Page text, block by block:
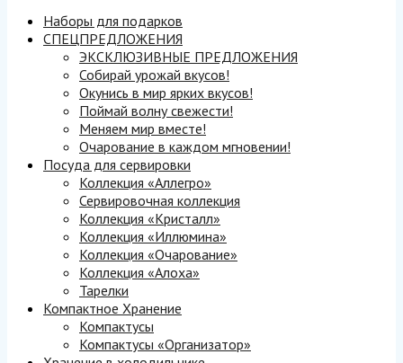
Наборы для подарков
СПЕЦПРЕДЛОЖЕНИЯ
ЭКСКЛЮЗИВНЫЕ ПРЕДЛОЖЕНИЯ
Собирай урожай вкусов!
Окунись в мир ярких вкусов!
Поймай волну свежести!
Меняем мир вместе!
Очарование в каждом мгновении!
Посуда для сервировки
Коллекция «Аллегро»
Сервировочная коллекция
Коллекция «Кристалл»
Коллекция «Иллюмина»
Коллекция «Очарование»
Коллекция «Алоха»
Тарелки
Компактное Хранение
Компактусы
Компактусы «Организатор»